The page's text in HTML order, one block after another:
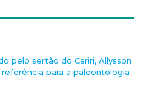
pelo sertão do Cariri, Allysson
para a paleontologia